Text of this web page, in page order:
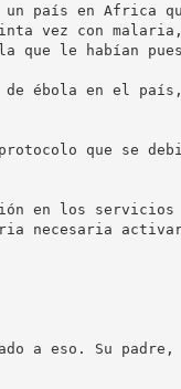
país en Africa
vez con
que le habían
de ébola en el
que se
en los servicios
necesaria
a eso. Su padre,